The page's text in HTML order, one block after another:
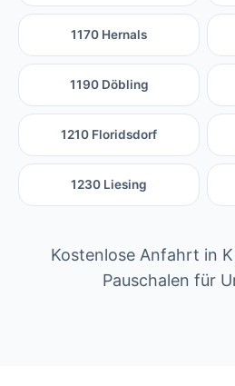
1170 Hernals
1190 Döbling
1210 Floridsdorf
1230 Liesing
Kostenlose Anfahrt in
Pauschalen für